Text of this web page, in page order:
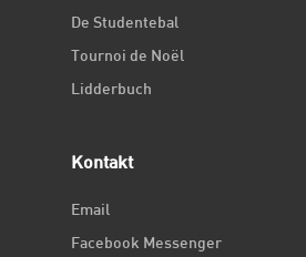
De Studentebal
Tournoi de Noël
Lidderbuch
Kontakt
Email
Facebook Messenger